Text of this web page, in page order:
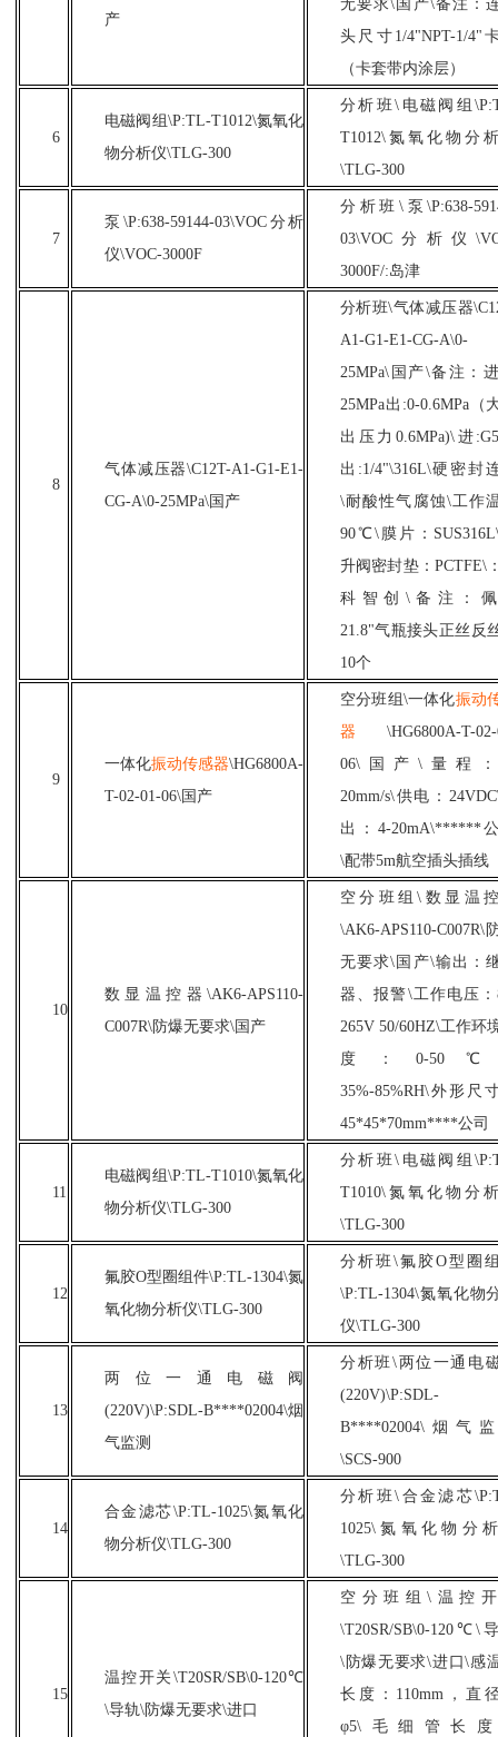
产
无要求\国产\备注：
头尺寸1/4"NPT-1/4"
（卡套带内涂层）
6
电磁阀组 \P:TL-T1012\氮氧化
物分析仪\TLG-300
分析班\电磁阀组
T1012\氮氧化物分
\TLG-300
7
泵 \P:638-59144-03\VOC分析
仪\VOC-3000F
分析班 \泵\P:638-
03\VOC分析仪
3000F/:岛津
8
气体减压器\C12T-A1-G1-E1-
CG-A\0-25MPa\国产
分析班\气体减压器
A1-G1-E1-CG-A\0-
25MPa\国产\备注：
25MPa出:0-0.6MPa（
出压力0.6MPa)\进
出:1/4"\316L\硬密封
\耐酸性气腐蚀\工作
90℃\膜片：
升阀密封垫：PCTFE\
科智创\备注：
21.8"气瓶接头正丝反
10个
9
一体化振动传感器\HG6800A-
T-02-01-06\国产
空分班组 \一体化振动
器\HG6800A-T-
06\国产\量程
20mm/s\供电：
出：4-20mA\******
\配带5m航空插头插线
10
数显温控器\AK6-APS110-
C007R\防爆无要求\国产
空分班组\数显温
\AK6-APS110-C007R\
无要求\国产\输出：
器、报警\工作电压：
265V 50/60HZ\工作环
度：0-50℃
35%-85%RH\外形尺
45*45*70mm****公司
11
电磁阀组 \P:TL-T1010\氮氧化
物分析仪\TLG-300
分析班\电磁阀组
T1010\氮氧化物分
\TLG-300
12
氟胶O型圈组件\P:TL-1304\氮
氧化物分析仪\TLG-300
分析班\氟胶O型圈
\P:TL-1304\氮氧化物
仪\TLG-300
13
两位一通电磁阀
(220V)\P:SDL-B****02004\烟
气监测
分析班\两位一通电
(220V)\P:SDL-
B****02004\烟气
\SCS-900
14
合金滤芯\P:TL-1025\氮氧化
物分析仪\TLG-300
分析班\合金滤芯
1025\氮氧化物分
\TLG-300
15
温控开关\T20SR/SB\0-120℃
\导轨\防爆无要求\进口
空分班组\温控
\T20SR/SB\0-120℃\
\防爆无要求\进口\感
长度：110mm，直
φ5\毛细管长度